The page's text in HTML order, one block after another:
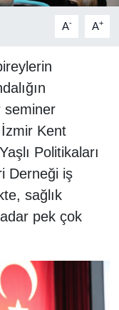
A- A+
seminer
Kent
Politikaları
Derneği iş
sağlık
pek çok